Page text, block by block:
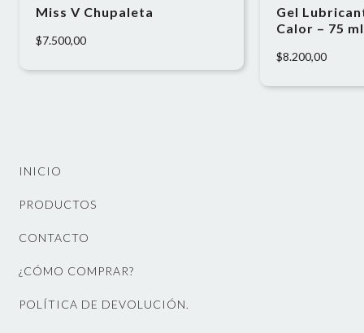
Miss V Chupaleta
$7.500,00
Gel
Calor – 75 ml
$8.200,00
INICIO
PRODUCTOS
CONTACTO
¿CÓMO COMPRAR?
POLÍTICA DE DEVOLUCIÓN.